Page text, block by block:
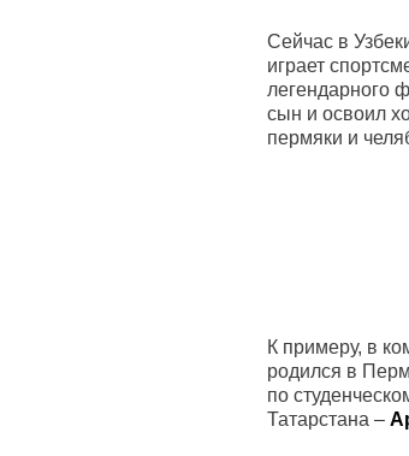
Сейчас в
играет
легендарного
сын и освоил
пермяки и
К примеру, в
родился в
по
Татарстана –